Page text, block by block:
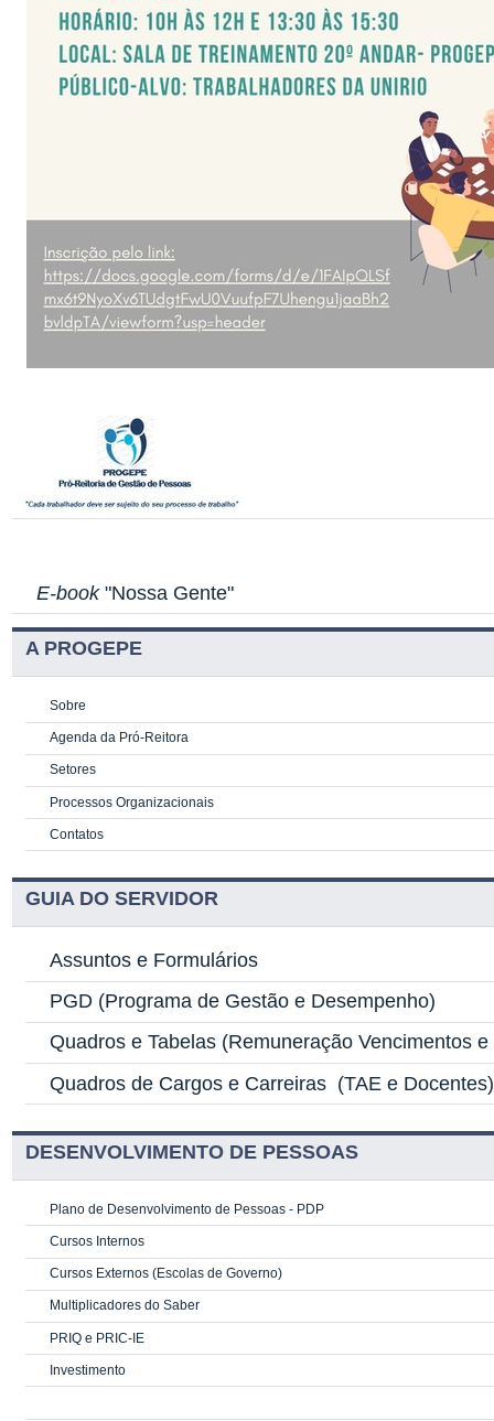
E-book"Nossa Gente"
A PROGEPE
Sobre
Agenda da Pró-Reitora
Setores
Processos Organizacionais
Contatos
GUIA DO SERVIDOR
Assuntos e Formulários
PGD (Programa de Gestão e Desempenho)
Quadros e Tabelas (Remuneração Vencimentos
Quadros de Cargos e Carreiras (TAE e Docentes)
DESENVOLVIMENTO DE PESSOAS
Plano de Desenvolvimento de Pessoas - PDP
Cursos Internos
Cursos Externos (Escolas de Governo)
Multiplicadores do Saber
PRIQ e PRIC-IE
Investimento